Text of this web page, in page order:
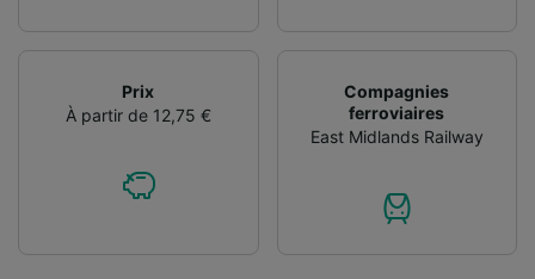
Prix
À partir de 12,75 €
Compagnies
ferroviaires
East Midlands Railway